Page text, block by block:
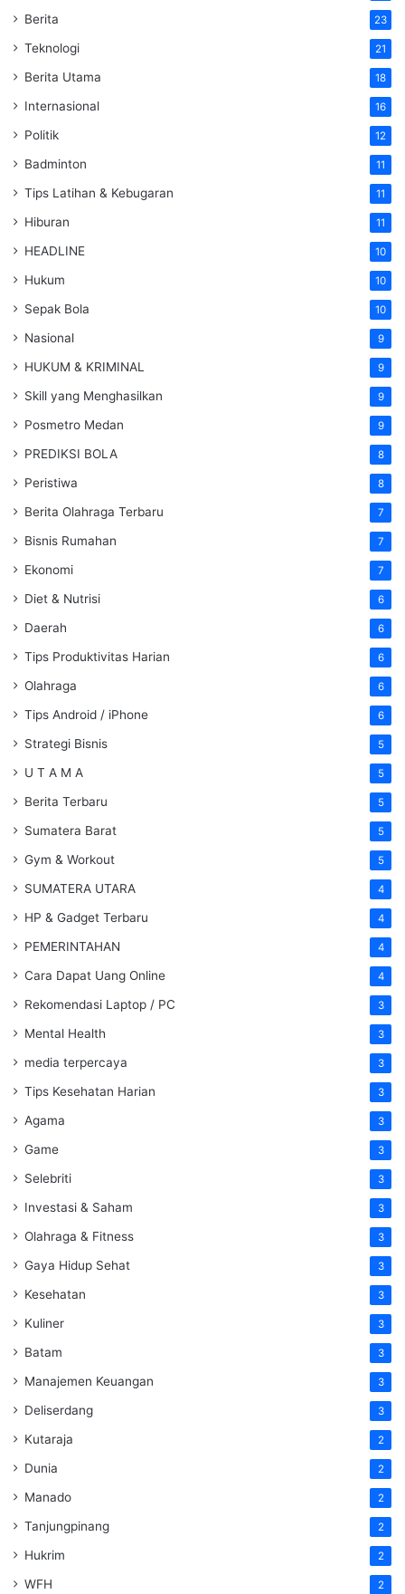
Berita 23
Teknologi 21
Berita Utama 18
Internasional 16
Politik 12
Badminton 11
Tips Latihan & Kebugaran 11
Hiburan 11
HEADLINE 10
Hukum 10
Sepak Bola 10
Nasional 9
HUKUM & KRIMINAL 9
Skill yang Menghasilkan 9
Posmetro Medan 9
PREDIKSI BOLA 8
Peristiwa 8
Berita Olahraga Terbaru 7
Bisnis Rumahan 7
Ekonomi 7
Diet & Nutrisi 6
Daerah 6
Tips Produktivitas Harian 6
Olahraga 6
Tips Android / iPhone 6
Strategi Bisnis 5
U T A M A 5
Berita Terbaru 5
Sumatera Barat 5
Gym & Workout 5
SUMATERA UTARA 4
HP & Gadget Terbaru 4
PEMERINTAHAN 4
Cara Dapat Uang Online 4
Rekomendasi Laptop / PC 3
Mental Health 3
media terpercaya 3
Tips Kesehatan Harian 3
Agama 3
Game 3
Selebriti 3
Investasi & Saham 3
Olahraga & Fitness 3
Gaya Hidup Sehat 3
Kesehatan 3
Kuliner 3
Batam 3
Manajemen Keuangan 3
Deliserdang 3
Kutaraja 2
Dunia 2
Manado 2
Tanjungpinang 2
Hukrim 2
WFH 2